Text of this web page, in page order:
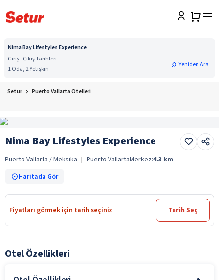
Nima Bay Lifestyles Experience
Giriş - Çıkış Tarihleri
1 Oda, 2 Yetişkin
Yeniden Ara
Setur Puerto Vallarta Otelleri
Nima Bay Lifestyles Experience
Puerto Vallarta / Meksika | Puerto VallartaMerkez:4.3 km
Haritada Gör
Fiyatları görmek için tarih seçiniz Tarih Seç
Otel Özellikleri